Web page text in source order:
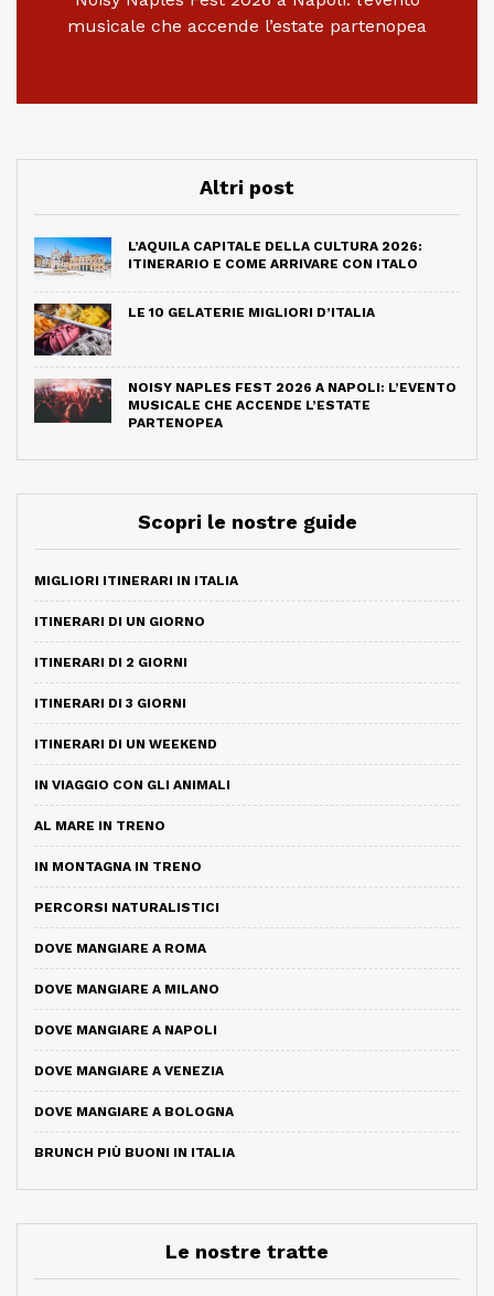
musicale che accende l’estate partenopea
Altri post
L’AQUILA CAPITALE DELLA CULTURA 2026:
ITINERARIO E COME ARRIVARE CON ITALO
LE 10 GELATERIE MIGLIORI D’ITALIA
NOISY NAPLES FEST 2026 A NAPOLI: L’EVENTO
MUSICALE CHE ACCENDE L’ESTATE
PARTENOPEA
Scopri le nostre guide
MIGLIORI ITINERARI IN ITALIA
ITINERARI DI UN GIORNO
ITINERARI DI 2 GIORNI
ITINERARI DI 3 GIORNI
ITINERARI DI UN WEEKEND
IN VIAGGIO CON GLI ANIMALI
AL MARE IN TRENO
IN MONTAGNA IN TRENO
PERCORSI NATURALISTICI
DOVE MANGIARE A ROMA
DOVE MANGIARE A MILANO
DOVE MANGIARE A NAPOLI
DOVE MANGIARE A VENEZIA
DOVE MANGIARE A BOLOGNA
BRUNCH PIÙ BUONI IN ITALIA
Le nostre tratte